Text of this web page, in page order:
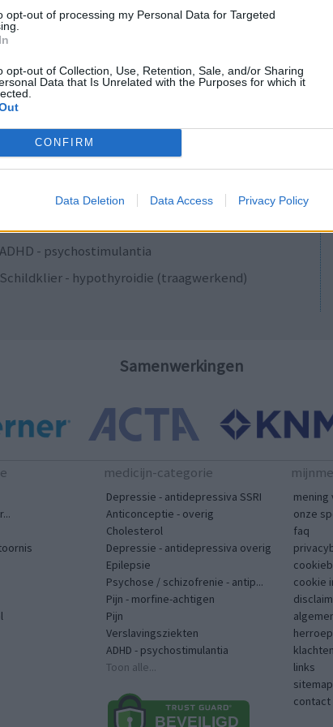
opt-out of processing my Personal Data for Targeted
opt-out of Collection, Use, Retention, Sale, and/or Sharing
Data that Is Unrelated with the Purposes for which it
CONFIRM
Data Deletion Data Access Privacy Policy
Antibiotica - penicillines breedspectrum
Verslavingsziekten
Diabetes (suikerziekte) - orale middelen
Anticonceptie - overig
Depressie - antidepressiva SSRI
ADHD - psychostimulantia
Bloeddruk - calciumantagonisten
Antibiotica - penicillines breedspectrum
ADHD - psychostimulantia
Schildklier - hypothyroidie (traagwerkend)
Samenwerkingen
medicijn-categorie
Depressie - antidepressiva SSRI
Anticonceptie - overig
Cholesterol
Depressie - antidepressiva overig
Epilepsie
Psychose / schizofrenie - antip...
Pijn - morfine-achtigen
Pijn
Verslavingsziekten
ADHD - psychostimulantia
Toon alle...
mening
onze
faq
cookie
links
sitemap
contact